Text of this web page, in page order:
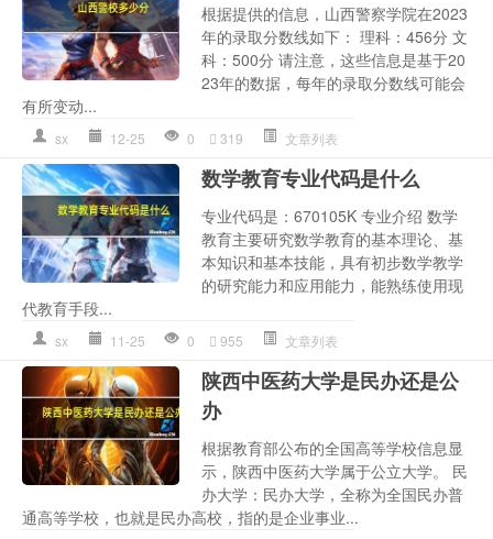
根据提供的信息，山西警察学院在2023
年的录取分数线如下： 理科：456分 文
科：500分 请注意，这些信息是基于20
23年的数据，每年的录取分数线可能会
有所变动...
sx 12-25 0 319 文章列表
数学教育专业代码是什么
专业代码是：670105K 专业介绍 数学
教育主要研究数学教育的基本理论、基
本知识和基本技能，具有初步数学教学
的研究能力和应用能力，能熟练使用现
代教育手段...
sx 11-25 0 955 文章列表
陕西中医药大学是民办还是公
办
根据教育部公布的全国高等学校信息显
示，陕西中医药大学属于公立大学。 民
办大学：民办大学，全称为全国民办普
通高等学校，也就是民办高校，指的是企业事业...